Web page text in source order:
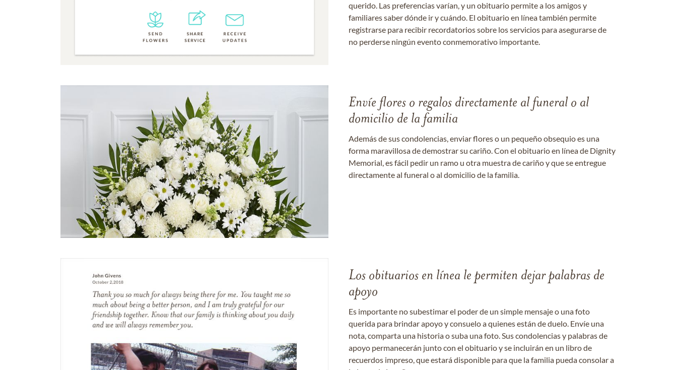
querido. Las preferencias varían, y un obituario permite a los amigos y
familiares saber dónde ir y cuándo. El obituario en línea también permite
registrarse para recibir recordatorios sobre los servicios para asegurarse de
no perderse ningún evento conmemorativo importante.
Envíe flores o regalos directamente al funeral o al
domicilio de la familia
Además de sus condolencias, enviar flores o un pequeño obsequio es una
forma maravillosa de demostrar su cariño. Con el obituario en línea de Dignity
Memorial, es fácil pedir un ramo u otra muestra de cariño y que se entregue
directamente al funeral o al domicilio de la familia.
Los obituarios en línea le permiten dejar palabras de
apoyo
Es importante no subestimar el poder de un simple mensaje o una foto
querida para brindar apoyo y consuelo a quienes están de duelo. Envíe una
nota, comparta una historia o suba una foto. Sus condolencias y palabras de
apoyo permanecerán junto con el obituario y se incluirán en un libro de
recuerdos impreso, que estará disponible para que la familia pueda consolar a